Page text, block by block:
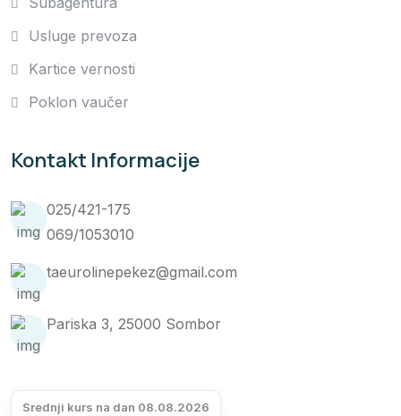
Usluge prevoza
Kartice vernosti
Poklon vaučer
Kontakt Informacije
025/421-175
069/1053010
taeurolinepekez@gmail.com
Pariska 3, 25000 Sombor
Srednji kurs na dan 08.08.2026